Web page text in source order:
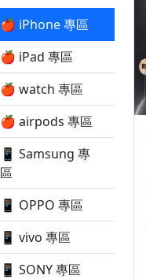
🍎 iPhone 專區
🍎 iPad 專區
🍎 watch 專區
🍎 airpods 專區
📱 Samsung 專
區
📱 OPPO 專區
📱 vivo 專區
📱 SONY 專區